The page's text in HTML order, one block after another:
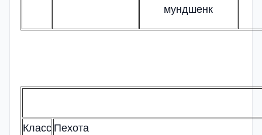
мундшенк
Класс Пехота